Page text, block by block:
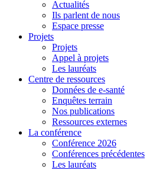
Actualités
Ils parlent de nous
Espace presse
Projets
Projets
Appel à projets
Les lauréats
Centre de ressources
Données de e-santé
Enquêtes terrain
Nos publications
Ressources externes
La conférence
Conférence 2026
Conférences précédentes
Les lauréats